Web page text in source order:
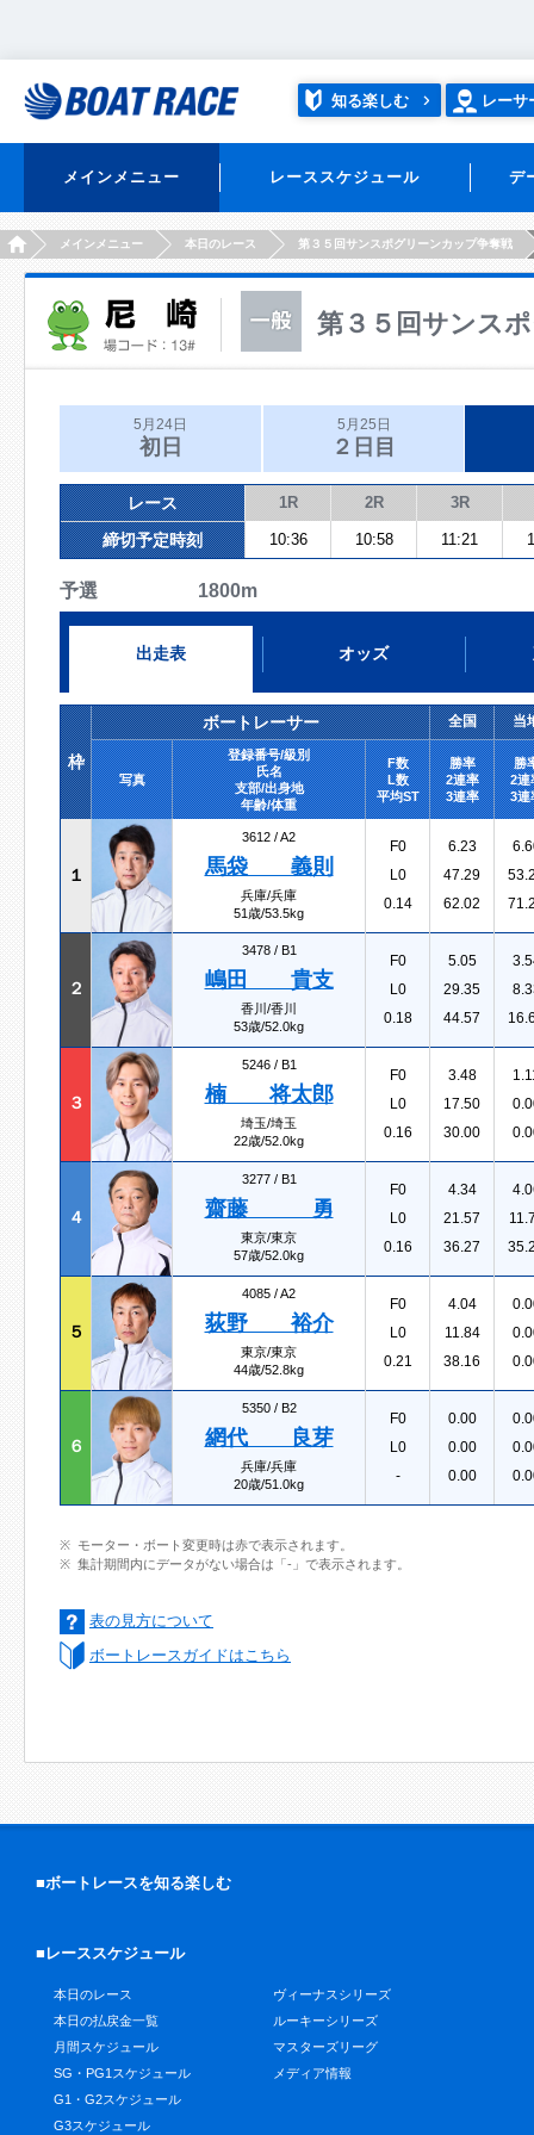
知る楽しむ レーサ
メインメニュー レーススケジュール デ
HOMEメインメニュー 本日のレース 第３５回サンスポグリーンカップ争奪戦
第３５回サンス
5月24日
初日
5月25日
２日目
レース 1R 2R 3R
締切予定時刻 10:36 10:58 11:21
予選 1800m
出走表 オッズ
枠
ボートレーサー 全国 当
写真
登録番号/級別
氏名
支部/出身地
年齢/体重
F数
L数
平均ST
勝率
2連率
3連率
勝
2連
3連
１
3612 /A2
馬袋 義則
兵庫/兵庫
51歳/53.5kg
F0
L0
0.14
6.23
47.29
62.02
２
3478 / B1
嶋田 貴支
香川/香川
53歳/52.0kg
F0
L0
0.18
5.05
29.35
44.57
３
5246 / B1
楠 将太郎
埼玉/埼玉
22歳/52.0kg
F0
L0
0.16
3.48
17.50
30.00
４
3277 / B1
齋藤 勇
東京/東京
57歳/52.0kg
F0
L0
0.16
4.34
21.57
36.27
５
4085 /A2
荻野 裕介
東京/東京
44歳/52.8kg
F0
L0
0.21
4.04
11.84
38.16
６
5350 / B2
網代 良芽
兵庫/兵庫
20歳/51.0kg
F0
L0
-
0.00
0.00
0.00
モーター・ボート変更時は赤で表示されます。
集計期間内にデータがない場合は「-」で表示されます。
表の見方について
ボートレースガイドはこちら
■ボートレースを知る楽しむ
■レーススケジュール
本日のレース
本日の払戻金一覧
月間スケジュール
SG・PG1スケジュール
G1・G2スケジュール
G3スケジュール
ヴィーナスシリーズ
ルーキーシリーズ
マスターズリーグ
メディア情報